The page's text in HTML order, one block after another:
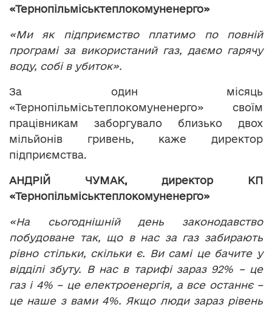
«Тернопільміськтеплокомуненерго»
«Ми як підприємство платимо по повній
програмі за використаний газ, даємо гарячу
воду, собі в убиток».
За один місяць
«Тернопільмісьтеплокомуненерго» своїм
працівникам заборгувало близько двох
мільйонів гривень, каже директор
підприємства.
АНДРІЙ ЧУМАК,директор КП
«Тернопільміськтеплокомуненерго»
«На сьогоднішній день законодавство
побудоване так, що в нас за газ забирають
рівно стільки, скільки є. Ви самі це бачите у
відділі збуту. В нас в тарифі зараз 92% – це
газ і 4% – це електроенергія, а все останнє –
це наше з вами 4%. Якщо люди зараз рівень